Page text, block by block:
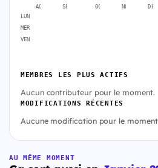
AOÛT SEPT. OCT. NOV. DÉC.
LUN
MER
VEN
MEMBRES LES PLUS ACTIFS
Aucun contributeur pour le moment.
MODIFICATIONS RÉCENTES
Aucune modification pour le
AU MÊME MOMENT